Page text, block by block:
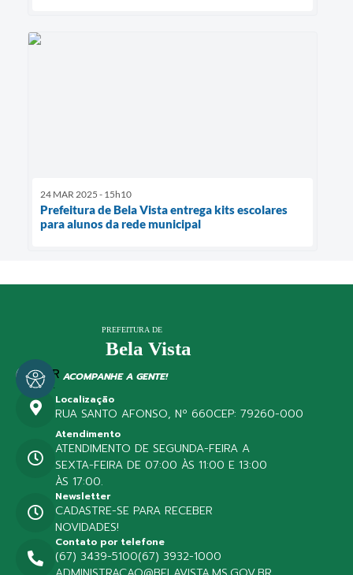
24 MAR 2025 - 15h10
Prefeitura de Bela Vista entrega kits escolares
para alunos da rede municipal
ACOMPANHE A GENTE!
Localização
RUA SANTO AFONSO, Nº 660CEP: 79260-000
Contato por telefone
(67) 3439-5100(67) 3932-1000
Atendimento
ATENDIMENTO DE SEGUNDA-FEIRA A
SEXTA-FEIRA DE 07:00 ÀS 11:00 E 13:00
ÀS 17:00.
Newsletter
CADASTRE-SE PARA RECEBER
NOVIDADES!